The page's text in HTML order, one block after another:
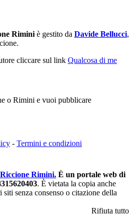
Rimini è gestito da Davide Bellucci,
cliccare sul link Qualcosa di me
o Rimini e vuoi pubblicare
- Termini e condizioni
Rimini. È un portale web di
. È vietata la copia anche
senza consenso o citazione della
Rifiuta tutto